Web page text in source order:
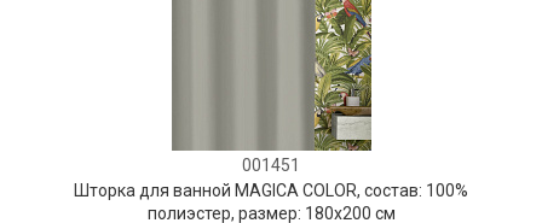
001451
Шторка для ванной MAGICA COLOR, состав: 100%
полиэстер, размер: 180х200 см